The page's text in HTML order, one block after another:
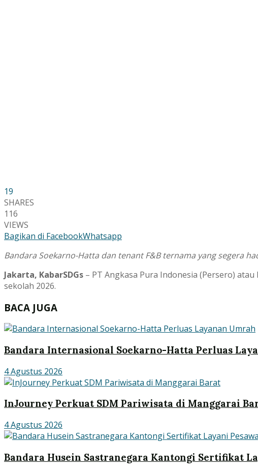
19
SHARES
116
VIEWS
Bagikan di FacebookWhatsapp
Bandara Soekarno-Hatta dan tenant F&B ternama yang segera
Jakarta, KabarSDGs – PT Angkasa Pura Indonesia (Persero)
sekolah 2026.
BACA JUGA
Bandara Internasional Soekarno-Hatta Perluas
4 Agustus 2026
InJourney Perkuat SDM Pariwisata di Manggarai
4 Agustus 2026
Bandara Husein Sastranegara Kantongi Sertifikat